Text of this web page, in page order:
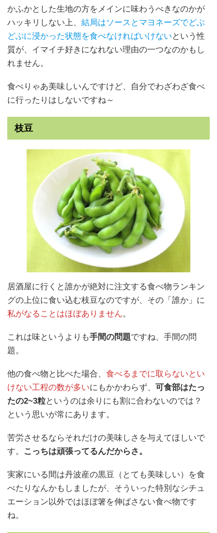
かふかとした生地の方をメインに味わうべきなのかが
ハッキリしない上、 結局はソースとマヨネーズでどぶ
どぶに浸かった状態を食べなければいけない という性
質が、イマイチ好きになれない理由の一つなのかもし
れません。
食べりゃあ美味しいんですけど、自分でわざわざ食べ
に行ったりはしないですね～
枝豆
居酒屋に行くと誰かが絶対に注文する食べ物ランキン
グの上位に食い込む枝豆なのですが、その「誰か」に
私がなることはほぼありません。
これは味というよりも手間の問題ですね、手間の問
題。
他の食べ物と比べた場合、 食べるまでに取らないとい
けない工程の数が多いにもかかわらず、 可食部はたっ
たの2~3粒というのは余りにも割に合わないのでは？
という思いが常にあります。
苦労させるならそれだけの美味しさを与えてほしいで
す。
こっちは頑張ってるんだからさ。
実家にいる間は丹波産の黒豆（とても美味しい）を食
べたりなんかもしましたが、そういった特別なシチュ
エーション以外ではほぼ箸を伸ばさない食べ物です
ね。